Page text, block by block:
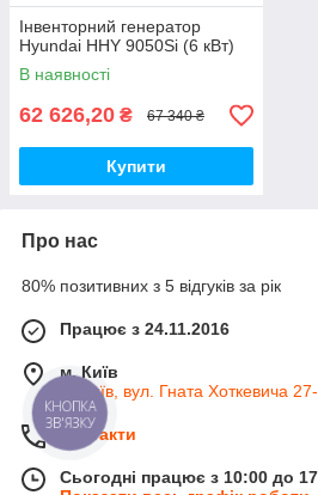
Інвенторний генератор
Hyundai HHY 9050Si (6 кВт)
В наявності
62 626,20 ₴ 67 340 ₴
Купити
Про нас
80% позитивних з 5 відгуків за рік
Працює з 24.11.2016
м. Київ
м. Київ, вул. Гната Хоткевича
Контакти
Сьогодні працює з 10:00 до
КНОПКА
ЗВ'ЯЗКУ